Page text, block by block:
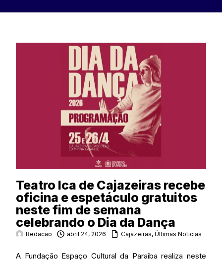
Teatro Ica de Cajazeiras recebe
oficina e espetáculo gratuitos
neste fim de semana
celebrando o Dia da Dança
Redacao abril 24, 2026 Cajazeiras,Últimas Noticias
A Fundação Espaço Cultural da Paraíba realiza neste